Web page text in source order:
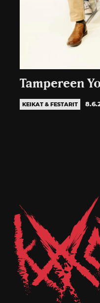
Tampereen
KEIKAT & FESTARIT